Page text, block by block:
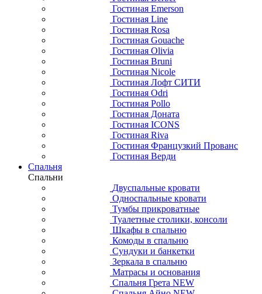
Гостиная Emerson
Гостиная Line
Гостиная Rosa
Гостиная Gouache
Гостиная Olivia
Гостиная Bruni
Гостиная Nicole
Гостиная Лофт СИТИ
Гостиная Odri
Гостиная Pollo
Гостиная Доната
Гостиная ICONS
Гостиная Riva
Гостиная Французкий Прованс
Гостиная Верди
Спальня
Спальни
Двуспальные кровати
Односпальные кровати
Тумбы прикроватные
Туалетные столики, консоли
Шкафы в спальню
Комоды в спальню
Сундуки и банкетки
Зеркала в спальню
Матрасы и основания
Спальня Грета NEW